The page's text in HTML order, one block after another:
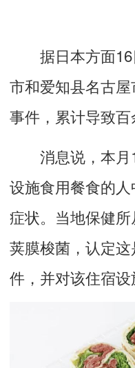
据日本方面16
市和爱知县名古
事件，累计导致百
消息说，本月
设施食用餐食的
症状。当地保健
荚膜梭菌，认定
件，并对该住宿设